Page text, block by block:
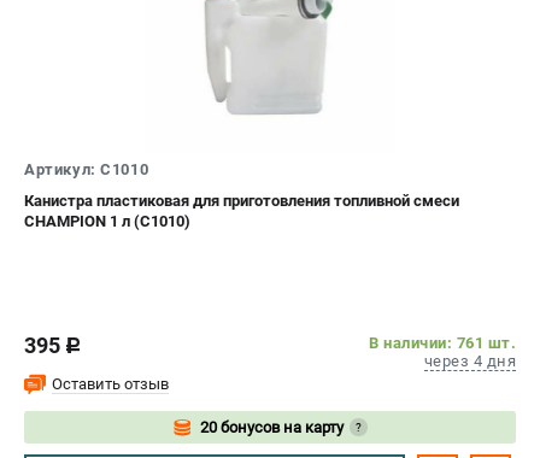
Артикул: C1010
Канистра пластиковая для приготовления топливной смеси
CHAMPION 1 л (C1010)
395 c
В наличии: 761 шт.
через 4 дня
Оставить отзыв
20 бонусов на карту ?